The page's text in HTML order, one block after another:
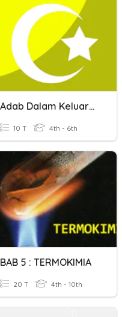
Adab Dalam Keluarga
10 T 4th - 6th
BAB 5 : TERMOKIMIA
20 T 4th - 10th